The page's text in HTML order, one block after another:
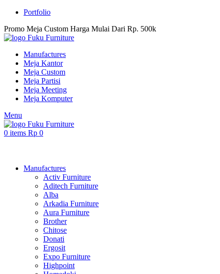
Portfolio
Promo Meja Custom Harga Mulai Dari Rp. 500k
Manufactures
Meja Kantor
Meja Custom
Meja Partisi
Meja Meeting
Meja Komputer
Menu
0 items Rp 0
Manufactures
Activ Furniture
Aditech Furniture
Alba
Arkadia Furniture
Aura Furniture
Brother
Chitose
Donati
Ergosit
Expo Furniture
Highpoint